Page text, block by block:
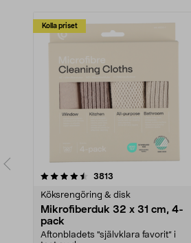
Kolla priset
3813
Köksrengöring & disk
Mikrofiberduk 32 x 31 cm, 4-
pack
Aftonbladets "självklara favorit” i
4.0av 5 stjärnor